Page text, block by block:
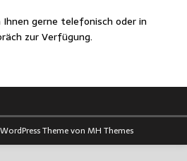
gerne telefonisch oder in
zur Verfügung.
Theme von MH Themes